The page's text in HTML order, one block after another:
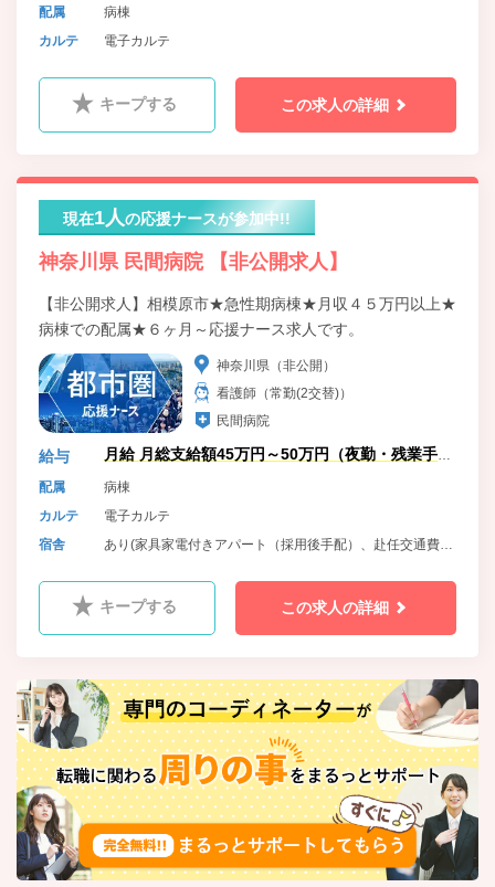
配属
病棟
カルテ
電子カルテ
キープする この求人の詳細
現在1人の応援ナースが参加中!!
神奈川県 民間病院 【非公開求人】
【非公開求人】相模原市★急性期病棟★月収４５万円以上★
病棟での配属★６ヶ月～応援ナース求人です。
神奈川県（非公開）
看護師（常勤(2交替)）
民間病院
給与
月給 月総支給額45万円～50万円（夜勤・残業手当
加算含む）
配属
病棟
カルテ
電子カルテ
宿舎
あり(家具家電付きアパート（採用後手配）、赴任交通費・
キープする この求人の詳細